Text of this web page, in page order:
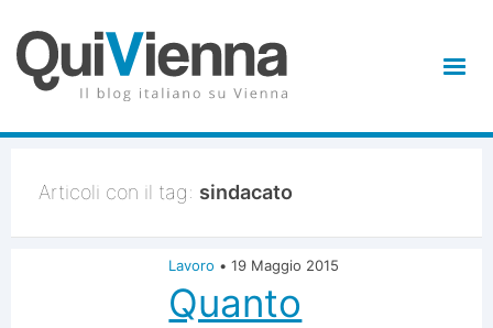
Articoli con il tag: sindacato
Lavoro • 19 Maggio 2015
Quanto